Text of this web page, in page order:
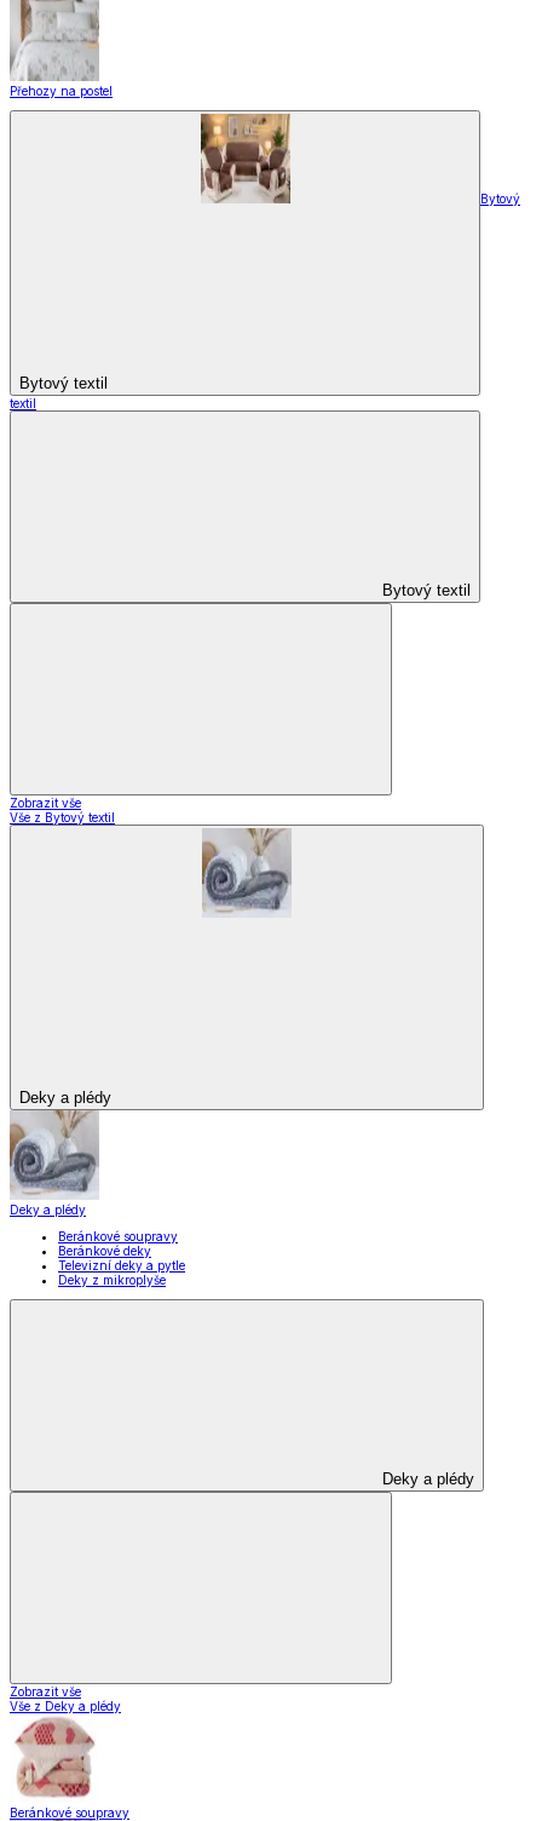
Přehozy na postel
Bytový textil
Bytový
textil
Bytový textil
Zobrazit vše
Vše z Bytový textil
Deky a plédy
Deky a plédy
Beránkové soupravy
Beránkové deky
Televizní deky a pytle
Deky z mikroplyše
Deky a plédy
Zobrazit vše
Vše z Deky a plédy
Beránkové soupravy